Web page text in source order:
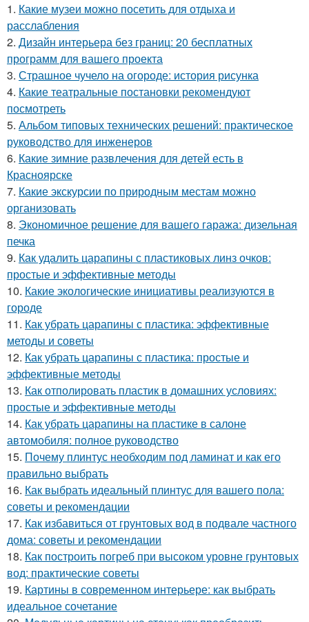
1. Какие музеи можно посетить для отдыха и
расслабления
2. Дизайн интерьера без границ: 20 бесплатных
программ для вашего проекта
3. Страшное чучело на огороде: история рисунка
4. Какие театральные постановки рекомендуют
посмотреть
5. Альбом типовых технических решений: практическое
руководство для инженеров
6. Какие зимние развлечения для детей есть в
Красноярске
7. Какие экскурсии по природным местам можно
организовать
8. Экономичное решение для вашего гаража: дизельная
печка
9. Как удалить царапины с пластиковых линз очков:
простые и эффективные методы
10. Какие экологические инициативы реализуются в
городе
11. Как убрать царапины с пластика: эффективные
методы и советы
12. Как убрать царапины с пластика: простые и
эффективные методы
13. Как отполировать пластик в домашних условиях:
простые и эффективные методы
14. Как убрать царапины на пластике в салоне
автомобиля: полное руководство
15. Почему плинтус необходим под ламинат и как его
правильно выбрать
16. Как выбрать идеальный плинтус для вашего пола:
советы и рекомендации
17. Как избавиться от грунтовых вод в подвале частного
дома: советы и рекомендации
18. Как построить погреб при высоком уровне грунтовых
вод: практические советы
19. Картины в современном интерьере: как выбрать
идеальное сочетание